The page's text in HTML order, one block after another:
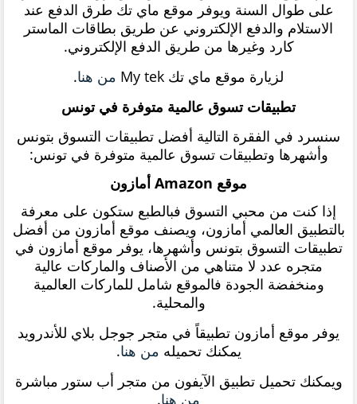
على طوال السنة ويوفر موقع ماي تك طرق الدفع عند
الاستلام والدفع الإلكتروني عن طريق بطاقات الماستر
كارد وغيرها من طريق الدفع الإلكتروني.
لزيارة موقع ماي تك My tek
من هنا.
تطبيقات تسوق عالمية متوفرة في تونس
سنسرد في الفقرة التالية أفضل تطبيقات التسوق بتونس
وأشهرها وتطبيقات تسوق عالمية متوفرة في تونس:
موقع Amazon أمازون
إذا كنت من محبي التسوق فبالطبع ستكون على معرفة
بالتطبيق العالمي أمازون، ويصنف موقع أمازون من أفضل
تطبيقات التسوق بتونس وأشهرها، يوفر موقع أمازون في
متجره عدد لا متناهي من الأصناف والماركات عالية
ومنخفضة الجودة فالموقع شامل للماركات العالمية
والمحلية.
يوفر موقع أمازون تطبيقاً في متجر جوجل بلاي للأندرويد
يمكنك تحميله من هنا.
ويمكنك تحميل تطبيق الآيفون من متجر أب ستور مباشرة
من هنا.